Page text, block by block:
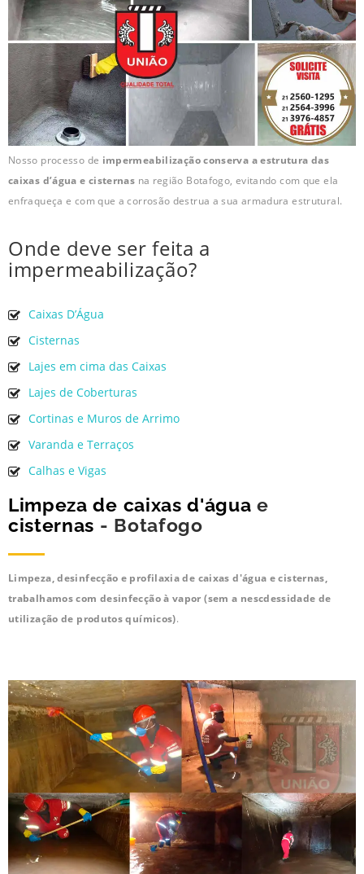
Nosso processo de impermeabilização conserva a estrutura das
caixas d’água e cisternas na região Botafogo, evitando com que ela
enfraqueça e com que a corrosão destrua a sua armadura estrutural.
Onde deve ser feita a
impermeabilização?
Caixas D’Água
Cisternas
Lajes em cima das Caixas
Lajes de Coberturas
Cortinas e Muros de Arrimo
Varanda e Terraços
Calhas e Vigas
Limpeza de caixas d'água e
cisternas - Botafogo
Limpeza, desinfecção e profilaxia de caixas d'água e cisternas,
trabalhamos com desinfecção à vapor (sem a nescdessidade de
utilização de produtos químicos).